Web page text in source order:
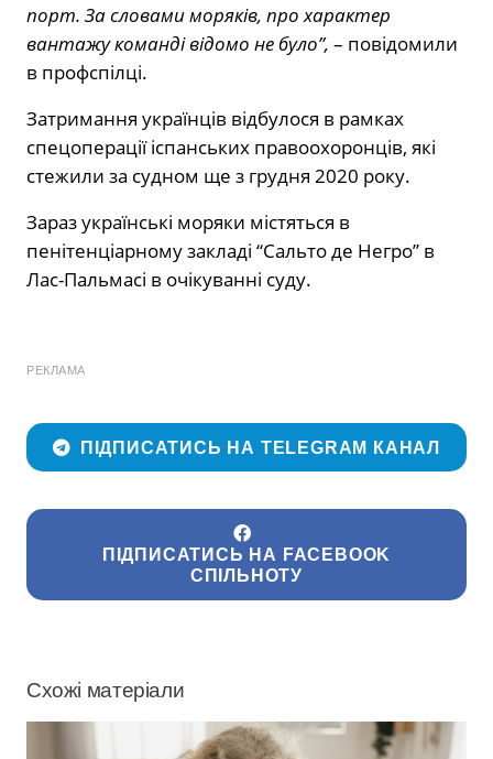
порт. За словами моряків, про характер
вантажу команді відомо не було”, – повідомили
в профспілці.
Затримання українців відбулося в рамках
спецоперації іспанських правоохоронців, які
стежили за судном ще з грудня 2020 року.
Зараз українські моряки містяться в
пенітенціарному закладі “Сальто де Негро” в
Лас-Пальмасі в очікуванні суду.
РЕКЛАМА
ПІДПИСАТИСЬ НА TELEGRAM КАНАЛ
ПІДПИСАТИСЬ НА FACEBOOK
СПІЛЬНОТУ
Схожі матеріали